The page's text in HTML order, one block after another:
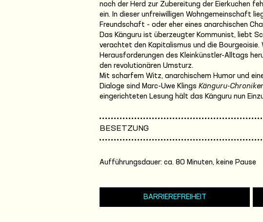
noch der Herd zur Zubereitung der Eierkuchen
ein. In dieser unfreiwilligen Wohngemeinschaft
Freundschaft - oder eher eines anarchischen
Das Känguru ist überzeugter Kommunist, liebt
verachtet den Kapitalismus und die Bourgeoisie.
Herausforderungen des Kleinkünstler-Alltags
den revolutionären Umsturz.
Mit scharfem Witz, anarchischem Humor und
Dialoge sind Marc-Uwe Klings Känguru-
eingerichteten Lesung hält das Känguru nun
BESETZUNG
Aufführungsdauer: ca. 80 Minuten, keine Pause
BARRIEREFREIHEIT